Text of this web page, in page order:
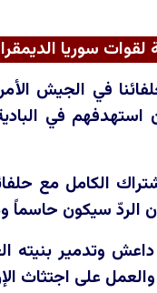
لقوات سوريا
في الجيش
في
الكامل مع
الردّ سيكون حاسماً
وتدمير
على اجتثاث